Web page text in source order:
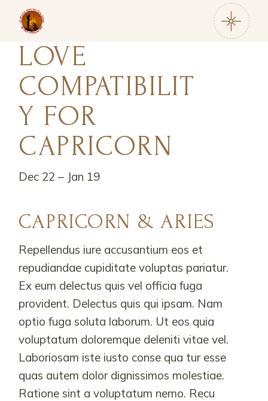
LOVE
COMPATIBILIT
Y FOR
CAPRICORN
Dec 22 – Jan 19
CAPRICORN & ARIES
Repellendus iure accusantium eos et
repudiandae cupiditate voluptas pariatur.
Ex eum delectus quis vel officia fuga
provident. Delectus quis qui ipsam. Nam
optio fuga soluta laborum. Ut eos quia
voluptatum doloremque deleniti vitae vel.
Laboriosam iste iusto conse qua tur esse
quas autem dolor dignissimos molestiae.
Ratione sint a voluptatum nemo. Recu